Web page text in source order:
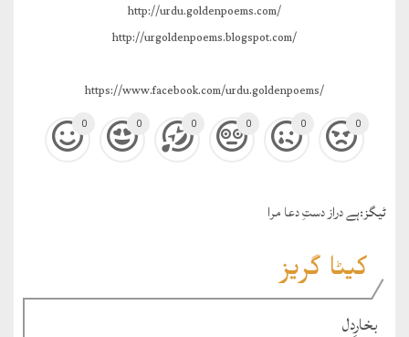
http://urdu.goldenpoems.com/
http://urgoldenpoems.blogspot.com/
https://www.facebook.com/urdu.goldenpoems/
0 0 0 0 0 0
ٹيگز:ہے دراز دستِ دعا مرا
کیٹا گریز
بخارِدل